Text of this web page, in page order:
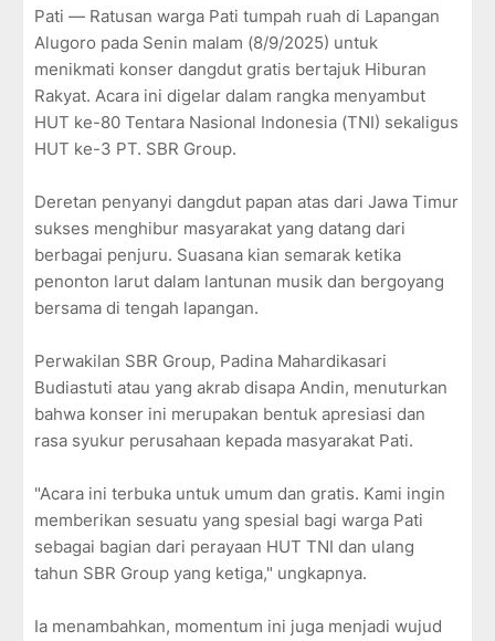
Pati — Ratusan warga Pati tumpah ruah di Lapangan
Alugoro pada Senin malam (8/9/2025) untuk
menikmati konser dangdut gratis bertajuk Hiburan
Rakyat. Acara ini digelar dalam rangka menyambut
HUT ke-80 Tentara Nasional Indonesia (TNI) sekaligus
HUT ke-3 PT. SBR Group.
Deretan penyanyi dangdut papan atas dari Jawa Timur
sukses menghibur masyarakat yang datang dari
berbagai penjuru. Suasana kian semarak ketika
penonton larut dalam lantunan musik dan bergoyang
bersama di tengah lapangan.
Perwakilan SBR Group, Padina Mahardikasari
Budiastuti atau yang akrab disapa Andin, menuturkan
bahwa konser ini merupakan bentuk apresiasi dan
rasa syukur perusahaan kepada masyarakat Pati.
"Acara ini terbuka untuk umum dan gratis. Kami ingin
memberikan sesuatu yang spesial bagi warga Pati
sebagai bagian dari perayaan HUT TNI dan ulang
tahun SBR Group yang ketiga," ungkapnya.
Ia menambahkan, momentum ini juga menjadi wujud